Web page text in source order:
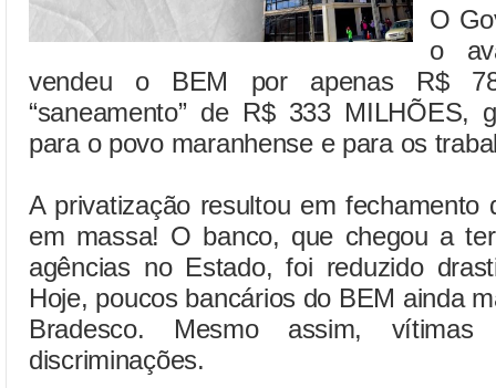
O
o
vendeu o BEM por apenas R$
“saneamento” de R$ 333 MILHÕES,
para o povo maranhense e para os
A privatização resultou em fechamento
em massa! O banco, que chegou a
agências no Estado, foi reduzido
Hoje, poucos bancários do BEM ainda
Bradesco. Mesmo assim,
discriminações.